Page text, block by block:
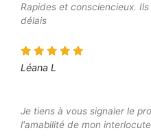
Rapides et consciencieux.
délais
Léana L
Je tiens à vous signaler le
l'amabilité de mon